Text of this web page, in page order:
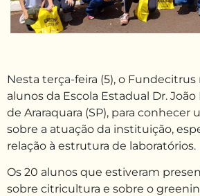
Nesta terça-feira (5), o
alunos da Escola Estadual Dr.
de Araraquara (SP), para conhecer
sobre a atuação da instituição,
relação à estrutura de laboratórios.
Os 20 alunos que estiveram
sobre citricultura e sobre o